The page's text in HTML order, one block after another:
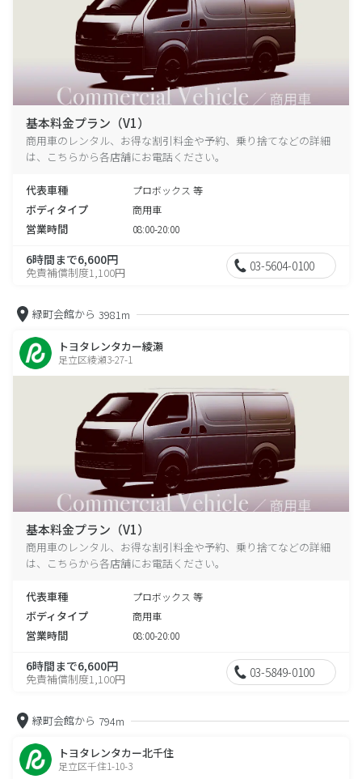
基本料金プラン（V1）
商用車のレンタル、お得な割引料金や予約、乗り捨てなどの詳細
は、こちらから各店舗にお電話ください。
代表車種 プロボックス 等
ボディタイプ 商用車
営業時間 08:00-20:00
6時間まで6,600円
免責補償制度1,100円 03-5604-0100
緑町会館から 3981m
トヨタレンタカー綾瀬
足立区綾瀬3-27-1
基本料金プラン（V1）
商用車のレンタル、お得な割引料金や予約、乗り捨てなどの詳細
は、こちらから各店舗にお電話ください。
代表車種 プロボックス 等
ボディタイプ 商用車
営業時間 08:00-20:00
6時間まで6,600円
免責補償制度1,100円 03-5849-0100
緑町会館から 794m
トヨタレンタカー北千住
足立区千住1-10-3